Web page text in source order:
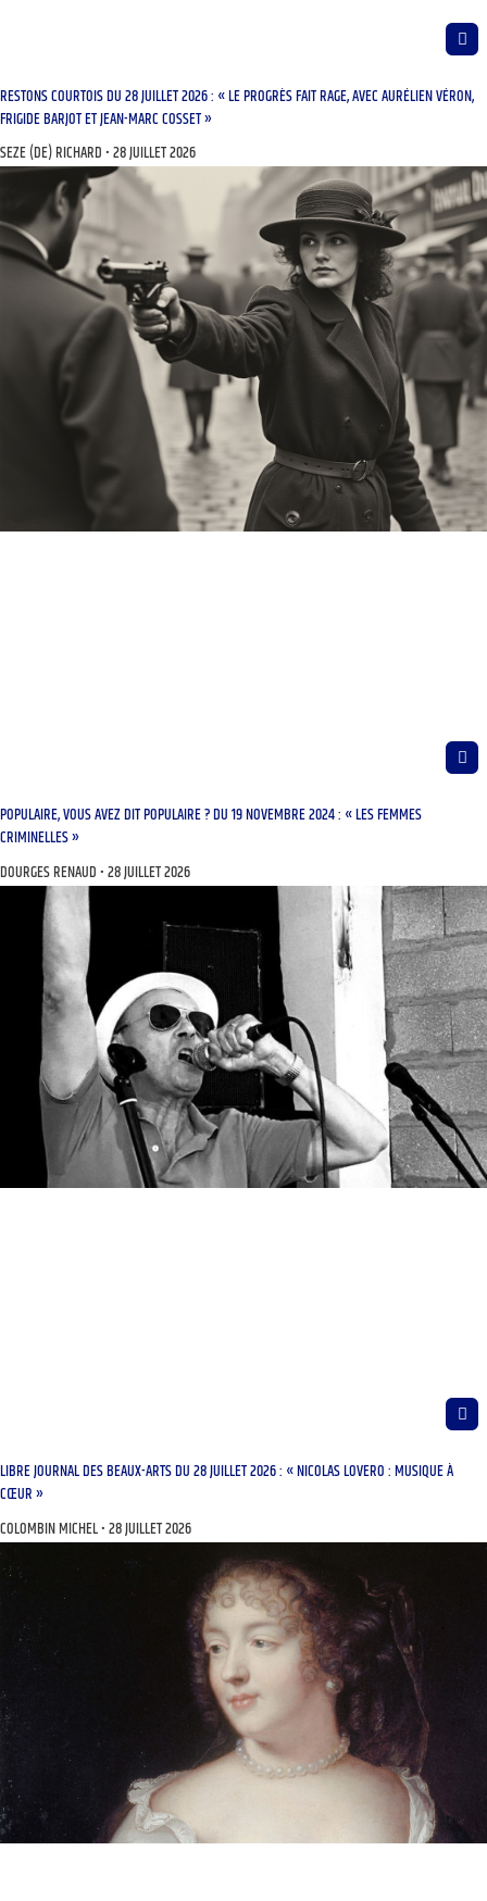
RESTONS COURTOIS DU 28 JUILLET 2026 : « LE PROGRÈS FAIT RAGE, AVEC AURÉLIEN VÉRON,
FRIGIDE BARJOT ET JEAN-MARC COSSET »
SEZE (DE) RICHARD 28 JUILLET 2026
POPULAIRE, VOUS AVEZ DIT POPULAIRE ? DU 19 NOVEMBRE 2024 : « LES FEMMES
CRIMINELLES »
DOURGES RENAUD 28 JUILLET 2026
LIBRE JOURNAL DES BEAUX-ARTS DU 28 JUILLET 2026 : « NICOLAS LOVERO : MUSIQUE À
CŒUR »
COLOMBIN MICHEL 28 JUILLET 2026